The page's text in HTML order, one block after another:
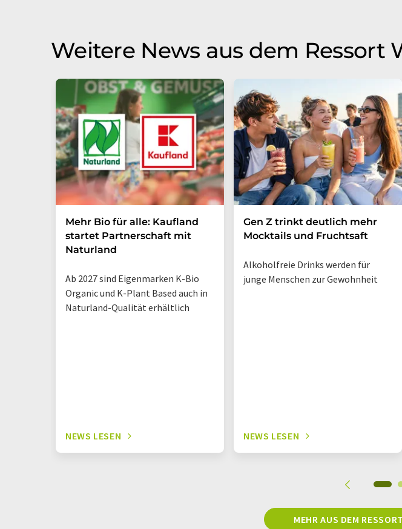
Weitere News aus dem Ressort
Mehr Bio für alle: Kaufland
startet Partnerschaft mit
Naturland
Ab 2027 sind Eigenmarken K-Bio
Organic und K-Plant Based auch in
Naturland-Qualität erhältlich
NEWS LESEN
Gen Z trinkt deutlich mehr
Mocktails und Fruchtsaft
Alkoholfreie Drinks werden für
junge Menschen zur Gewohnheit
NEWS LESEN
MEHR AUS DEM